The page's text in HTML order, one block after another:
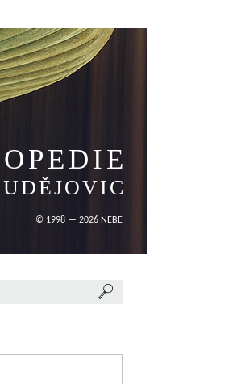
© 1998 — 2026 NEBE